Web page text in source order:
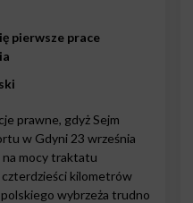
pierwsze prace
prawne, gdyż Sejm
w Gdyni 23 września
mocy traktatu
kilometrów
polskiego wybrzeża trudno